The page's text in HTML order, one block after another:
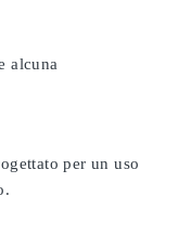
alcuna
per un uso